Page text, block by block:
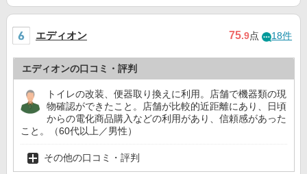
エディオン 75.9点 18件
エディオンの口コミ・評判
トイレの改装、便器取り換えに利用。店舗で機器類の現
物確認ができたこと。店舗が比較的近距離にあり、日頃
からの電化商品購入などの利用があり、信頼感があった
こと。（60代以上／男性）
その他の口コミ・評判